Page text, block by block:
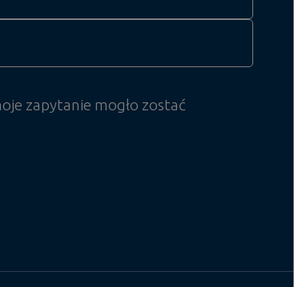
zapytanie mogło zostać